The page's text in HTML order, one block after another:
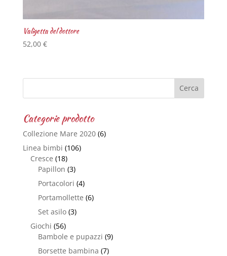
Valigetta del dottore
52,00 €
Categorie prodotto
Collezione Mare 2020 (6)
Linea bimbi (106)
Cresce (18)
Papillon (3)
Portacolori (4)
Portamollette (6)
Set asilo (3)
Giochi (56)
Bambole e pupazzi (9)
Borsette bambina (7)